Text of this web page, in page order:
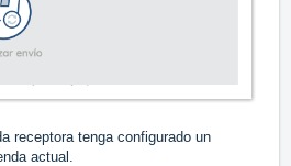
receptora tenga configurado un
actual.